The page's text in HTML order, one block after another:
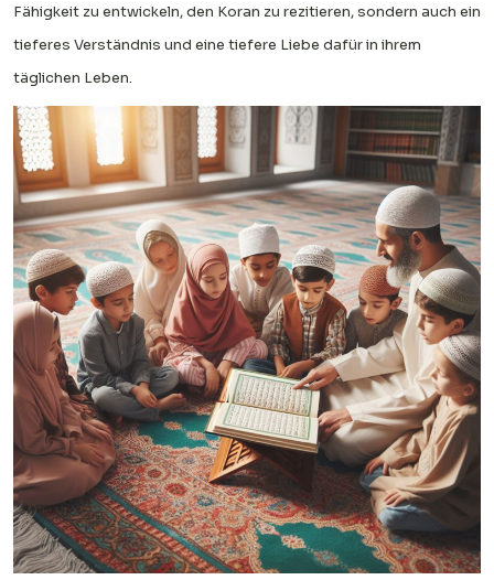
Fähigkeit zu entwickeln, den Koran zu rezitieren, sondern auch ein
tieferes Verständnis und eine tiefere Liebe dafür in ihrem
täglichen Leben.